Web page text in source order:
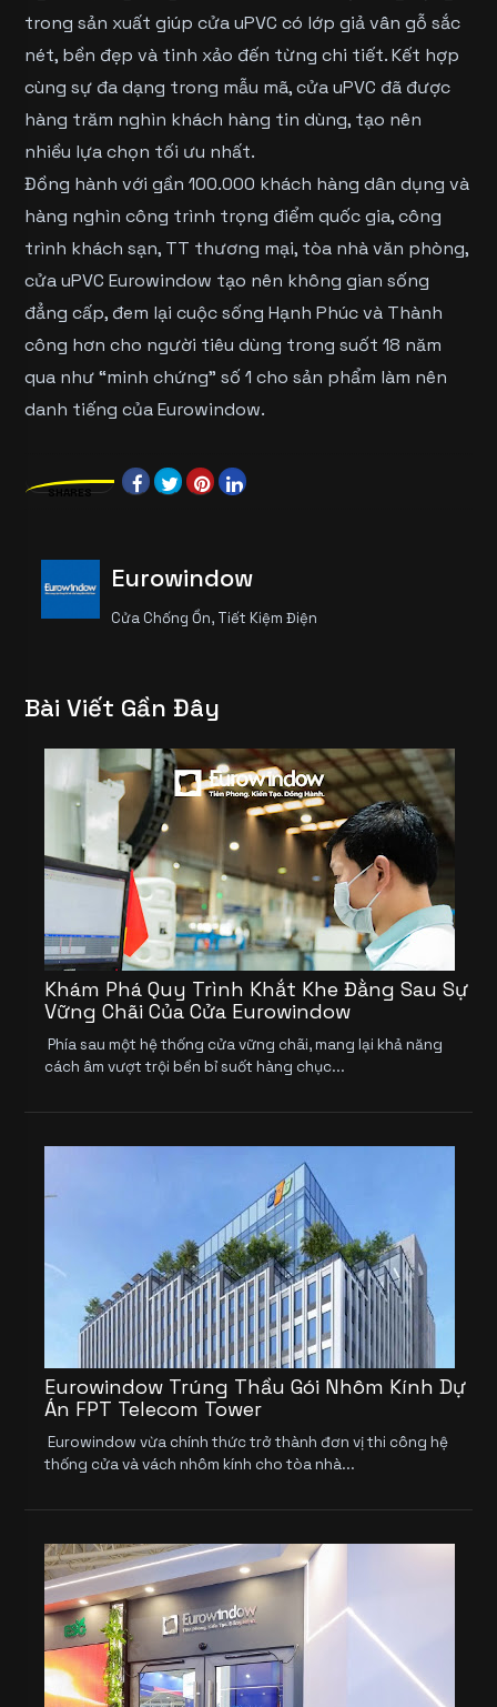
trong sản xuất giúp cửa uPVC có lớp giả vân gỗ sắc
nét, bền đẹp và tinh xảo đến từng chi tiết. Kết hợp
cùng sự đa dạng trong mẫu mã, cửa uPVC đã được
hàng trăm nghìn khách hàng tin dùng, tạo nên
nhiều lựa chọn tối ưu nhất.
Đồng hành với gần 100.000 khách hàng dân dụng và
hàng nghìn công trình trọng điểm quốc gia, công
trình khách sạn, TT thương mại, tòa nhà văn phòng,
cửa uPVC Eurowindow tạo nên không gian sống
đẳng cấp, đem lại cuộc sống Hạnh Phúc và Thành
công hơn cho người tiêu dùng trong suốt 18 năm
qua như “minh chứng” số 1 cho sản phẩm làm nên
danh tiếng của Eurowindow.
SHARES
Eurowindow
Cửa Chống Ồn, Tiết Kiệm Điện
Bài Viết Gần Đây
Khám Phá Quy Trình Khắt Khe Đằng Sau Sự
Vững Chãi Của Cửa Eurowindow
Phía sau một hệ thống cửa vững chãi, mang lại khả năng
cách âm vượt trội bền bỉ suốt hàng chục...
Eurowindow Trúng Thầu Gói Nhôm Kính Dự
Án FPT Telecom Tower
Eurowindow vừa chính thức trở thành đơn vị thi công hệ
thống cửa và vách nhôm kính cho tòa nhà...